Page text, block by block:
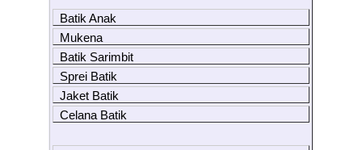
Batik Anak
Mukena
Batik Sarimbit
Sprei Batik
Jaket Batik
Celana Batik